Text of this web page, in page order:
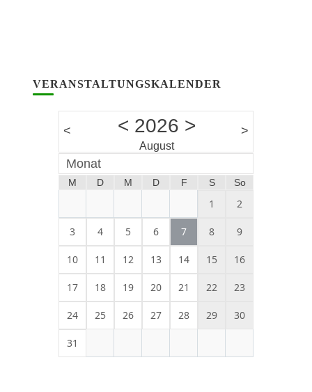
VERANSTALTUNGSKALENDER
< < 2026 >
August
>
Monat
M D M D F S So
1 2
3 4 5 6 7 8 9
10 11 12 13 14 15 16
17 18 19 20 21 22 23
24 25 26 27 28 29 30
31